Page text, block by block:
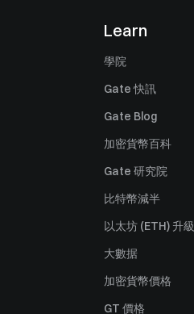
Learn
學院
Gate 快訊
Gate Blog
加密貨幣百科
Gate 研究院
比特幣減半
以太坊 (ETH) 升級
大數据
加密貨幣價格
GT 價格